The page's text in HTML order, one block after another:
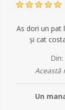
As dori un pat
și cat
Din:
Această
Un